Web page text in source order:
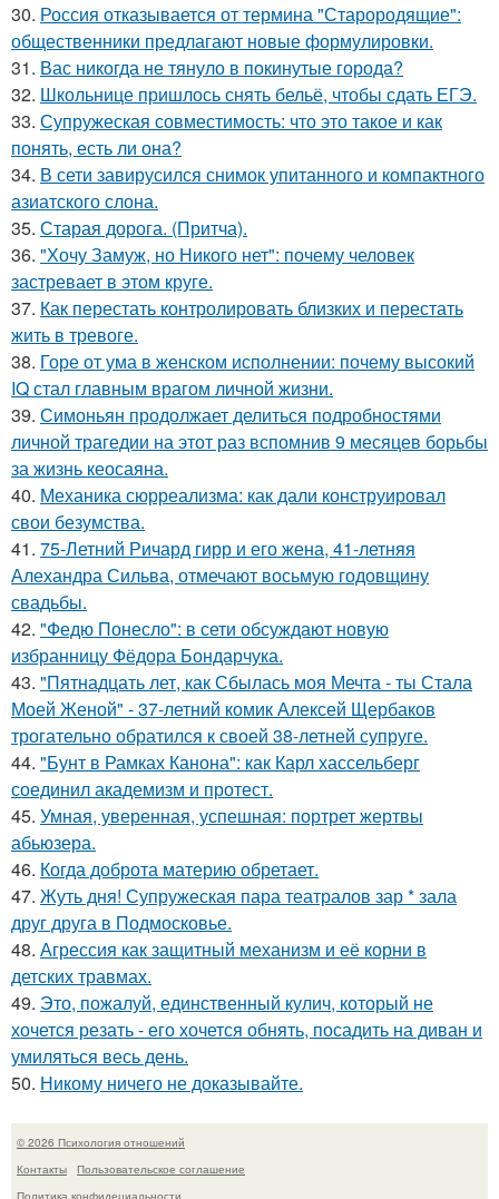
30. Россия отказывается от термина "Старородящие":
общественники предлагают новые формулировки.
31. Вас никогда не тянуло в покинутые города?
32. Школьнице пришлось снять бельё, чтобы сдать ЕГЭ.
33. Супружеская совместимость: что это такое и как
понять, есть ли она?
34. В сети завирусился снимок упитанного и компактного
азиатского слона.
35. Старая дорога. (Притча).
36. "Хочу Замуж, но Никого нет": почему человек
застревает в этом круге.
37. Как перестать контролировать близких и перестать
жить в тревоге.
38. Горе от ума в женском исполнении: почему высокий
IQ стал главным врагом личной жизни.
39. Симоньян продолжает делиться подробностями
личной трагедии на этот раз вспомнив 9 месяцев борьбы
за жизнь кеосаяна.
40. Механика сюрреализма: как дали конструировал
свои безумства.
41. 75-Летний Ричард гирр и его жена, 41-летняя
Алехандра Сильва, отмечают восьмую годовщину
свадьбы.
42. "Федю Понесло": в сети обсуждают новую
избранницу Фёдора Бондарчука.
43. "Пятнадцать лет, как Сбылась моя Мечта - ты Стала
Моей Женой" - 37-летний комик Алексей Щербаков
трогательно обратился к своей 38-летней супруге.
44. "Бунт в Рамках Канона": как Карл хассельберг
соединил академизм и протест.
45. Умная, уверенная, успешная: портрет жертвы
абьюзера.
46. Когда доброта материю обретает.
47. Жуть дня! Супружеская пара театралов зар * зала
друг друга в Подмосковье.
48. Агрессия как защитный механизм и её корни в
детских травмах.
49. Это, пожалуй, единственный кулич, который не
хочется резать - его хочется обнять, посадить на диван и
умиляться весь день.
50. Никому ничего не доказывайте.
© 2026 Психология отношений
Контакты
Пользовательское соглашение
Политика конфидециальности